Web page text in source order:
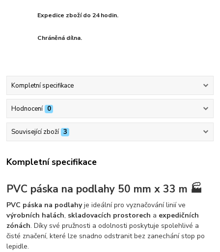
Expedice zboží do 24 hodin.
Chráněná dílna.
Kompletní specifikace
Hodnocení 0
Související zboží 3
Kompletní specifikace
PVC páska na podlahy 50 mm x 33 m 🏭
PVC páska na podlahyje ideální pro vyznačování linií ve
výrobních halách, skladovacích prostorech a expedičních
zónách. Díky své pružnosti a odolnosti poskytuje spolehlivé a
čisté značení, které lze snadno odstranit bez zanechání stop po
lepidle.